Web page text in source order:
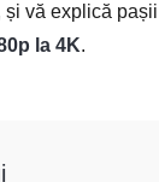
vă explică
la 4K.